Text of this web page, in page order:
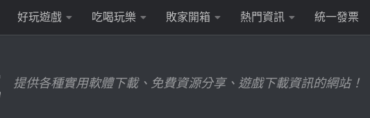
好玩遊戲 吃喝玩樂 敗家開箱 熱門資訊 統一發票
提供各種實用軟體下載、免費資源分享、遊戲下載資訊的網站！